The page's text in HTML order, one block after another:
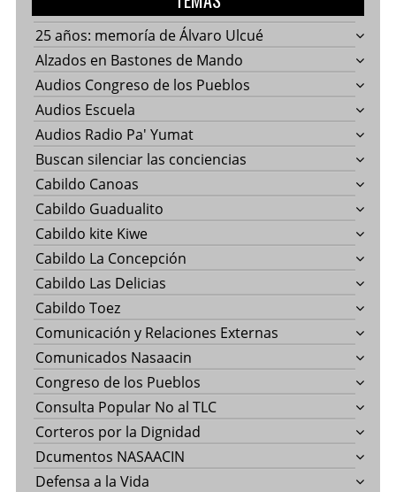
25 años: memoría de Álvaro Ulcué
Alzados en Bastones de Mando
Audios Congreso de los Pueblos
Audios Escuela
Audios Radio Pa' Yumat
Buscan silenciar las conciencias
Cabildo Canoas
Cabildo Guadualito
Cabildo kite Kiwe
Cabildo La Concepción
Cabildo Las Delicias
Cabildo Toez
Comunicación y Relaciones Externas
Comunicados Nasaacin
Congreso de los Pueblos
Consulta Popular No al TLC
Corteros por la Dignidad
Dcumentos NASAACIN
Defensa a la Vida